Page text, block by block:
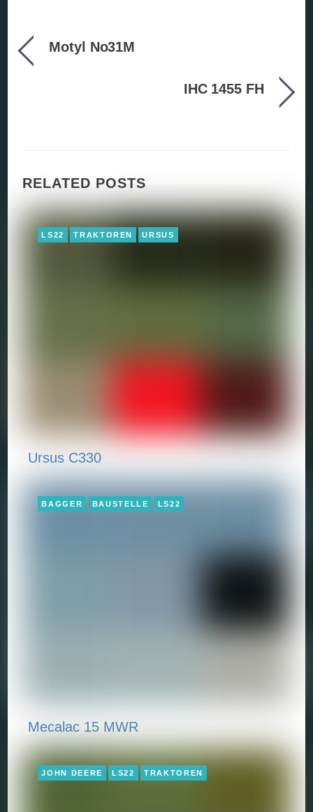
Motyl No31M
IHC 1455 FH
RELATED POSTS
LS22 TRAKTOREN URSUS
Ursus C330
BAGGER BAUSTELLE LS22
Mecalac 15 MWR
JOHN DEERE LS22 TRAKTOREN